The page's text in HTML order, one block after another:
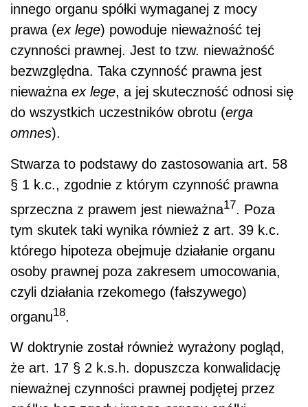
innego organu spółki wymaganej z mocy
prawa (ex lege) powoduje nieważność tej
czynności prawnej. Jest to tzw. nieważność
bezwzględna. Taka czynność prawna jest
nieważna ex lege, a jej skuteczność odnosi się
do wszystkich uczestników obrotu (erga
omnes).
Stwarza to podstawy do zastosowania art. 58
§ 1 k.c., zgodnie z którym czynność prawna
sprzeczna z prawem jest nieważna17. Poza
tym skutek taki wynika również z art. 39 k.c.
którego hipoteza obejmuje działanie organu
osoby prawnej poza zakresem umocowania,
czyli działania rzekomego (fałszywego)
organu18.
W doktrynie został również wyrażony pogląd,
że art. 17 § 2 k.s.h. dopuszcza konwalidację
nieważnej czynności prawnej podjętej przez